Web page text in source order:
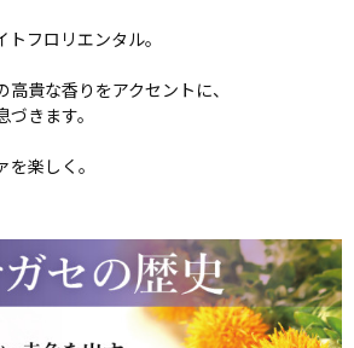
フロリエンタル。
貴な香りをアクセントに、
きます。
楽しく。